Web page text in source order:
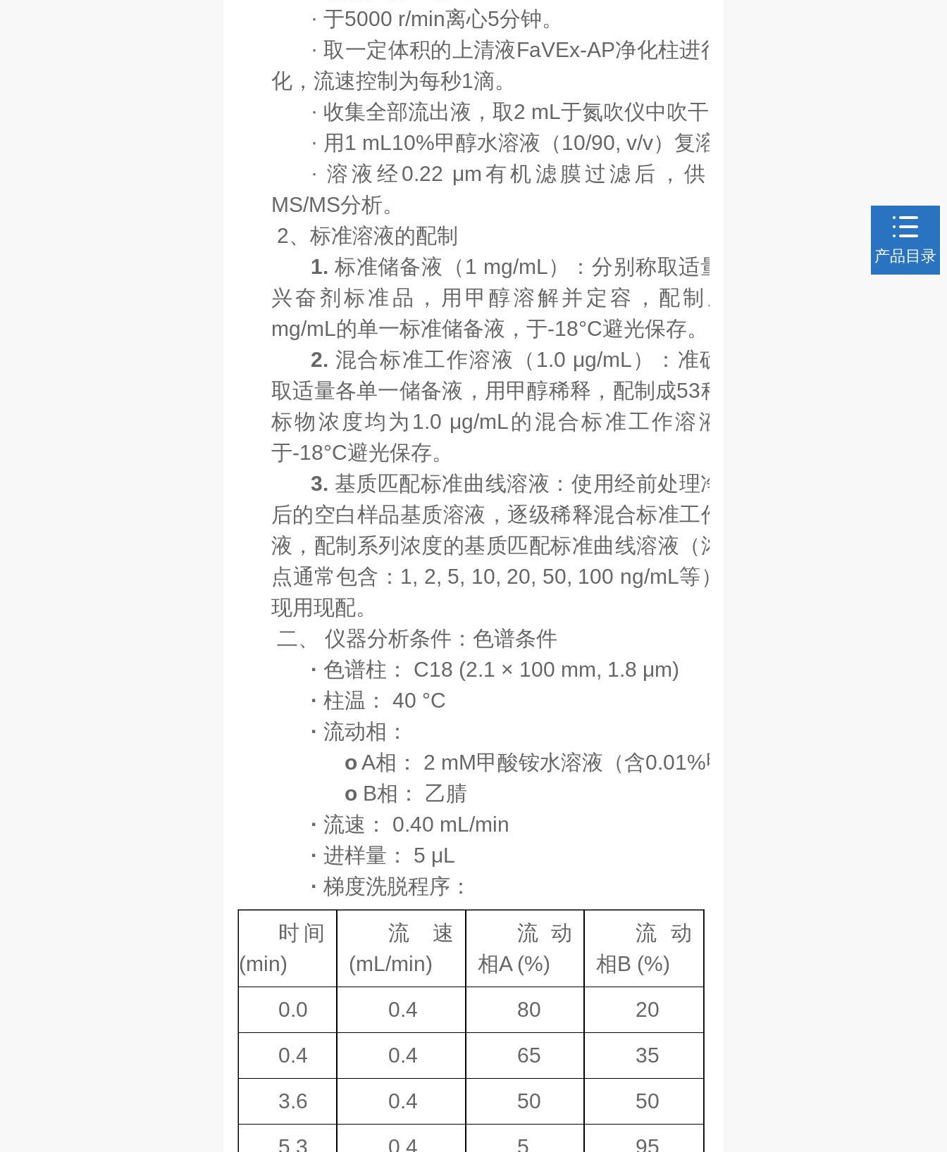
· 于5000 r/min离心5分钟。
· 取一定体积的 上清液FaVEx-AP净化柱进行净
化，流速控制为每秒1滴。
· 收集全部流出液，取2 mL于氮吹仪中吹干。
· 用 1 mL10%甲醇水溶液（10/90, v/v） 复溶。
· 溶液经0.22 μm有机滤膜过滤后，供LC-
MS/MS分析。
2、标准溶液的配制
1. 标准储备液（ 1 mg/mL）：分别称取适量各
兴奋剂标准品，用甲醇溶解并定容，配制成
mg/mL的单一标准储备液，于-18°C避光保存。
2. 混合标准工作溶液（ 1.0 μg/mL）： 准确吸
取适量各单一储备液，用甲醇稀释，配制成53种目
标物浓度均为1.0 μg/mL的混合标准工作溶液，
于-18°C避光保存。
3. 基质匹配标准曲线溶液： 使用经前处理净化
后的空白样品基质溶液，逐级稀释混合标准工作溶
液，配制系列浓度的基质匹配标准曲线溶液（浓度
点通常包含： 1, 2, 5, 10, 20, 50, 100 ng/mL等），
现用现配。
二、 仪器分析条件： 色谱条件
· 色谱柱：
C18 (2.1 × 100 mm, 1.8 μm)
· 柱温：
40 °C
· 流动相：
o A相：
2 mM甲酸铵水溶液（含0.01%甲酸）
o B相：
乙腈
· 流速：
0.40 mL/min
· 进样量：
5 μL
· 梯度洗脱程序：
时间
(min)
流速
(mL/min)
流动
相A (%)
流动
相B (%)
0.0
0.4 80
20
0.4
0.4 65
35
3.6
0.4 50
50
5.3
0.4 5 95
产品目录